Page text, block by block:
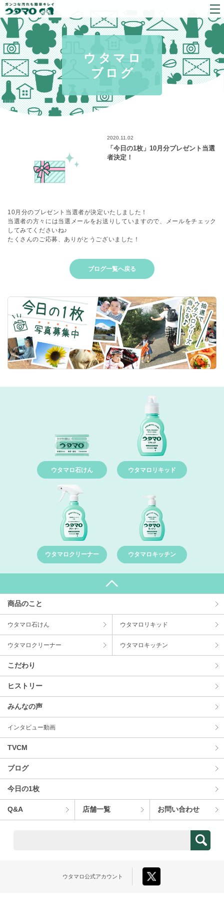
ウタマロ
ブログ
2020.11.02
「今日の1枚」10月分プレゼント当選
者決定！
10月分のプレゼント当選者が決定いたしました！
当選者の方々には当選メールをお送りしていますので、メールをチェック
してみてくださいね♪
たくさんのご応募、ありがとうございました！
ブログ一覧へ戻る
ウタマロ石けん ウタマロリキッド
ウタマロクリーナー ウタマロキッチン
商品のこと
ウタマロ⽯けん ウタマロリキッド
ウタマロクリーナー ウタマロキッチン
こだわり
ヒストリー
みんなの声
インタビュー動画
TVCM
ブログ
今⽇の1枚
Q&A 店舗⼀覧 お問い合わせ
ウタマロ公式アカウント